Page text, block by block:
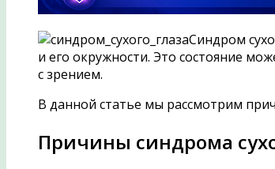
Синдром
и его окружности. Это состояние
с зрением.
В данной статье мы рассмотрим
Причины синдрома